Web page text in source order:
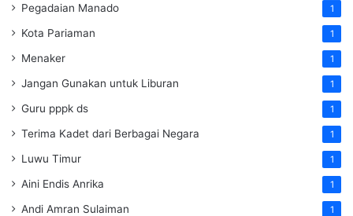
Pegadaian Manado 1
Kota Pariaman 1
Menaker 1
Jangan Gunakan untuk Liburan 1
Guru pppk ds 1
Terima Kadet dari Berbagai Negara 1
Luwu Timur 1
Aini Endis Anrika 1
Andi Amran Sulaiman 1